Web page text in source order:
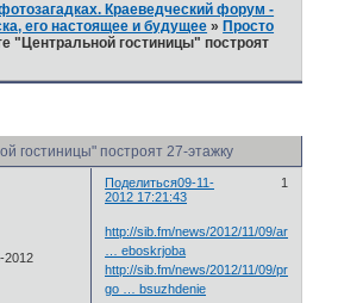
Краеведческий форум -
его настоящее и будущее » Просто
"Центральной гостиницы" построят
гостиницы" построят 27-этажку
Поделиться 1
09-11-
2012 17:21:43
2012
http://sib.fm/news/2012/11/09/arkhitekt
… eboskrjoba
http://sib.fm/news/2012/11/09/proekt-
go … bsuzhdenie